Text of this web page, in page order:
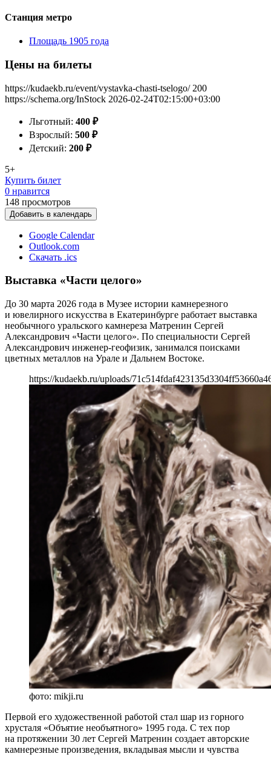
Станция метро
Площадь 1905 года
Цены на билеты
https://kudaekb.ru/event/vystavka-chasti-tselogo/ 200
https://schema.org/InStock 2026-02-24T02:15:00+03:00
Льготный: 400 ₽
Взрослый: 500 ₽
Детский: 200 ₽
5+
Купить билет
0 нравится
148 просмотров
Добавить в календарь
Google Calendar
Outlook.com
Скачать .ics
Выставка «Части целого»
До 30 марта 2026 года в Музее истории камнерезного
и ювелирного искусства в Екатеринбурге работает выставка
необычного уральского камнереза Матренин Сергей
Александрович «Части целого». По специальности Сергей
Александрович инженер-геофизик, занимался поисками
цветных металлов на Урале и Дальнем Востоке.
https://kudaekb.ru/uploads/
фото: mikji.ru
Первой его художественной работой стал шар из горного
хрусталя «Объятие необъятного» 1995 года. С тех пор
на протяжении 30 лет Сергей Матренин создает авторские
камнерезные произведения, вкладывая мысли и чувства